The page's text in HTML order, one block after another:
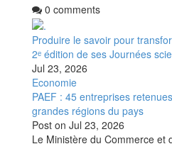
0 comments
Produire le savoir pour
2ᵉ édition de ses Journées
Jul 23, 2026
Economie
PAEF : 45 entreprises
grandes régions du pays
Post on Jul 23, 2026
Le Ministère du Commerce et